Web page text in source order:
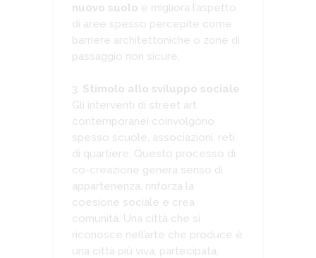
nuovo suolo e migliora l’aspetto
di aree spesso percepite come
barriere architettoniche o zone di
passaggio non sicure.
Stimolo allo sviluppo sociale
Gli interventi di street art
contemporanei coinvolgono
spesso scuole, associazioni, reti
di quartiere. Questo processo di
co-creazione genera senso di
appartenenza, rinforza la
coesione sociale e crea
comunità. Una città che si
riconosce nell’arte che produce è
una città più viva, partecipata,